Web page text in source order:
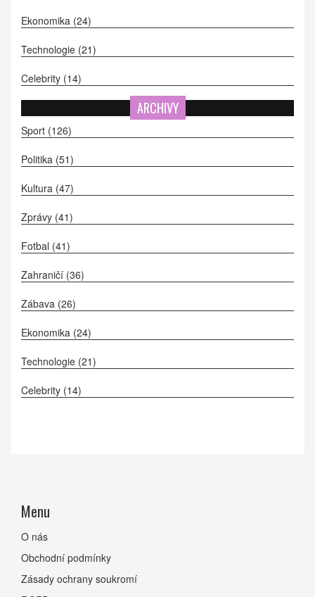
Ekonomika (24)
Technologie (21)
Celebrity (14)
ARCHIVY
Sport (126)
Politika (51)
Kultura (47)
Zprávy (41)
Fotbal (41)
Zahraničí (36)
Zábava (26)
Ekonomika (24)
Technologie (21)
Celebrity (14)
Menu
O nás
Obchodní podmínky
Zásady ochrany soukromí